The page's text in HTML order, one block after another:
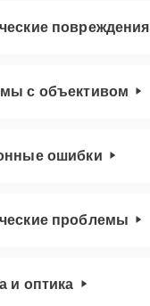
повреждения
с объективом
ошибки
проблемы
и оптика